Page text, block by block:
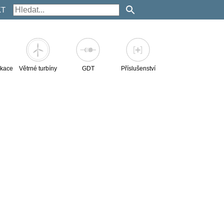
Větrné turbíny GDT Příslušenství